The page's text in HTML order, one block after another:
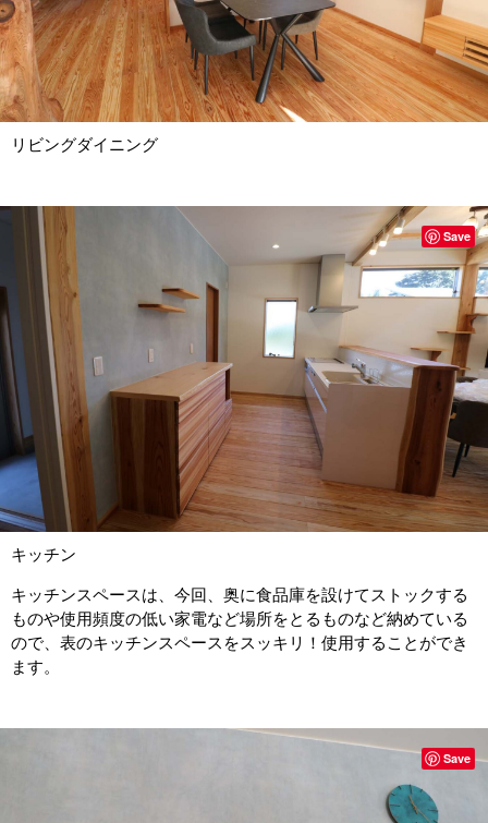
リビングダイニング
キッチン
キッチンスペースは、今回、奥に食品庫を設けてストックする
ものや使用頻度の低い家電など場所をとるものなど納めている
ので、表のキッチンスペースをスッキリ！使用することができ
ます。
Save
Save